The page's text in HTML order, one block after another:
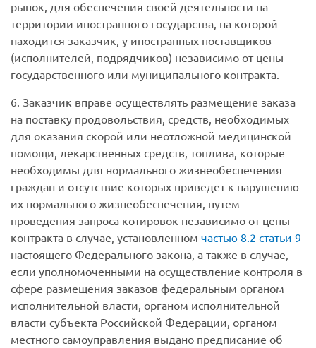
рынок, для обеспечения своей деятельности на
территории иностранного государства, на которой
находится заказчик, у иностранных поставщиков
(исполнителей, подрядчиков) независимо от цены
государственного или муниципального контракта.
6. Заказчик вправе осуществлять размещение заказа
на поставку продовольствия, средств, необходимых
для оказания скорой или неотложной медицинской
помощи, лекарственных средств, топлива, которые
необходимы для нормального жизнеобеспечения
граждан и отсутствие которых приведет к нарушению
их нормального жизнеобеспечения, путем
проведения запроса котировок независимо от цены
контракта в случае, установленном частью 8.2 статьи 9
настоящего Федерального закона, а также в случае,
если уполномоченными на осуществление контроля в
сфере размещения заказов федеральным органом
исполнительной власти, органом исполнительной
власти субъекта Российской Федерации, органом
местного самоуправления выдано предписание об